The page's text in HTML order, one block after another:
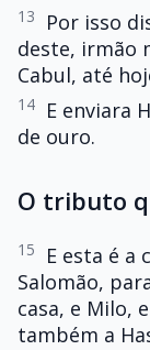
13
Por isso
deste, irmão
Cabul, até
14
E enviara
de ouro.
O tributo
15
E esta é
Salomão,
casa, e Milo,
também a